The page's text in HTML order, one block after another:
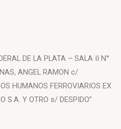
DE LA PLATA – SALA II N°
ANGEL RAMON c/
HUMANOS FERROVIARIOS EX
S.A. Y OTRO s/ DESPIDO”